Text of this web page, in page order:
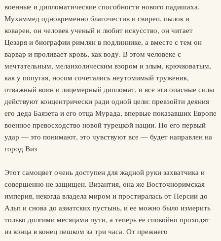
военные и дипломатические способности нового падишаха.
Мухаммед одновременно благочестив и свиреп, пылок и
коварен, он человек ученый и любит искусство, он читает
Цезаря и биографии римлян в подлиннике, а вместе с тем он
варвар и проливает кровь, как воду. В этом человеке с
мечтательным, меланхолическим взором и злым, крючковатым,
как у попугая, носом сочетались неутомимый труженик,
отважный воин и лицемерный дипломат, и все эти опасные силы
действуют концентрически ради одной цели: превзойти деяния
его деда Баязета и его отца Мурада, впервые показавших Европе
военное превосходство новой турецкой нации. Но его первый
удар — это понимают, это чувствуют все — будет направлен на
город Виз
Этот самоцвет очень доступен для жадной руки захватчика и
совершенно не защищен. Византия, она же Восточноримская
империя, некогда владела миром и простиралась от Персии до
Альп и снова до азиатских пустынь, и ее можно было измерить
только долгими месяцами пути, а теперь ее спокойно проходят
из конца в конец пешком за три часа. От прежнего